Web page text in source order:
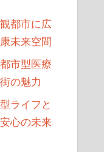
都市に広
未来空間
市型医療
の魅力
ライフと
心の未来